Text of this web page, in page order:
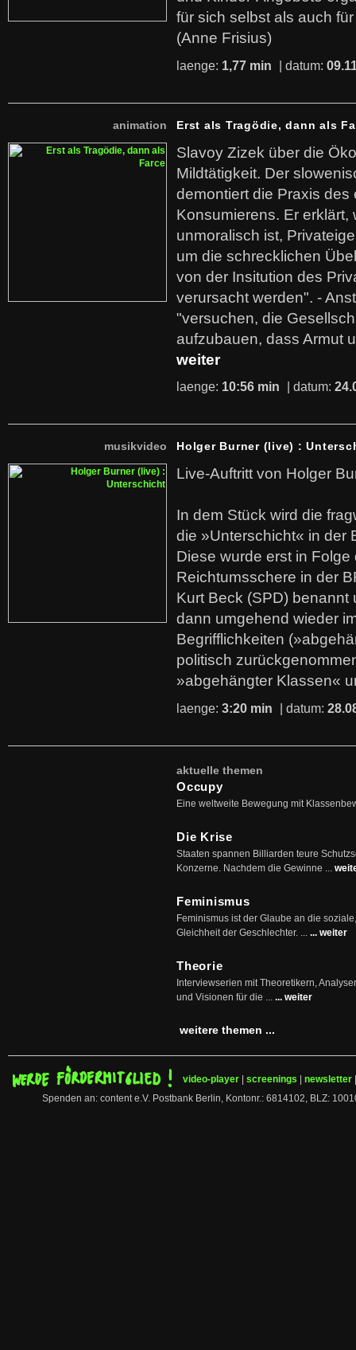
für sich selbst als auch
(Anne Frisius)
laenge: 1,77 min | datum:
animation Erst als Tragödie, dann als
Slavoy Zizek über die
Mildtätigkeit. Der
demontiert die Praxis des
Konsumierens. Er erklärt,
unmoralisch ist,
um die schrecklichen
von der Insitution des
verursacht werden". -
"versuchen, die
aufzubauen, dass Armut
weiter
laenge: 10:56 min | datum:
musikvideo Holger Burner (live) :
Live-Auftritt von Holger
In dem Stück wird die
die »Unterschicht« in der
Diese wurde erst in
Reichtumsschere in der
Kurt Beck (SPD)
dann umgehend wieder
Begrifflichkeiten
politisch
»abgehängter Klassen«
laenge: 3:20 min | datum:
aktuelle themen
Occupy
Eine weltweite Bewegung mit
Die Krise
Staaten spannen Billiarden teure
Konzerne. Nachdem die Gewinne ...
Feminismus
Feminismus ist der Glaube an die
Gleichheit der Geschlechter. ... ... weiter
Theorie
Interviewserien mit Theoretikern,
und Visionen für die ... ... weiter
weitere themen ...
video-player screenings newsletter
Spenden an: content e.V. Postbank Berlin, Kontonr.: 6814102, BLZ: